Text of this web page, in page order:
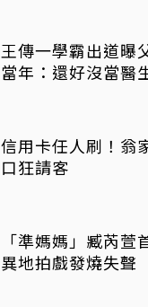
王傳一學霸出道曝父
當年：還好沒當醫
信用卡任人刷！翁
口狂請客
「準媽媽」臧芮萱
異地拍戲發燒失聲